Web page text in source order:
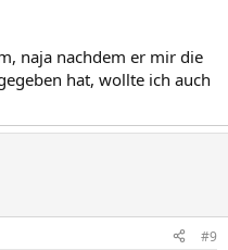
naja nachdem er mir die
hat, wollte ich auch
#9